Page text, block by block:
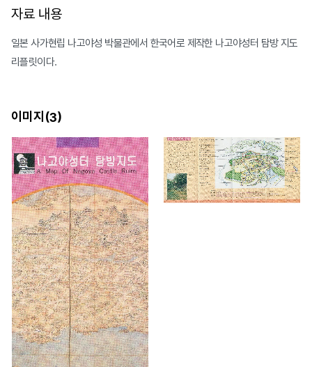
자료 내용
일본 사가현립 나고야성 박물관에서 한국어로 제작한 나고야성터 탐방 지도
리플릿이다.
이미지(3)